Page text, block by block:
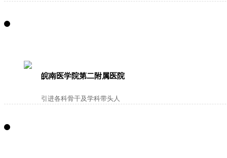
皖南医学院第二附属医院
引进各科骨干及学科带头人